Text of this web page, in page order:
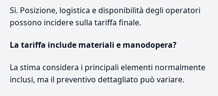
Sì. Posizione, logistica e disponibilità degli operatori
possono incidere sulla tariffa finale.
La tariffa include materiali e manodopera?
La stima considera i principali elementi normalmente
inclusi, ma il preventivo dettagliato può variare.